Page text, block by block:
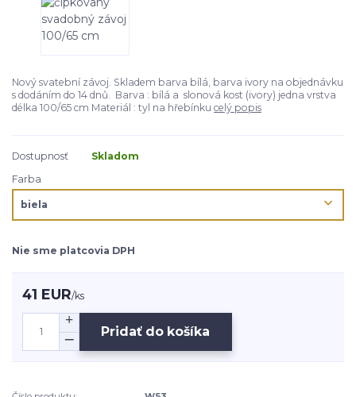
Nový svatební závoj. Skladem barva bílá, barva ivory na objednávku
s dodáním do 14 dnů. Barva : bílá a slonová kost (ivory) jedna vrstva
délka 100/65 cm Materiál : tyl na hřebínku celý popis
Dostupnosť
Skladom
Farba
Nie sme platcovia DPH
41 EUR/ks
Pridať do košíka